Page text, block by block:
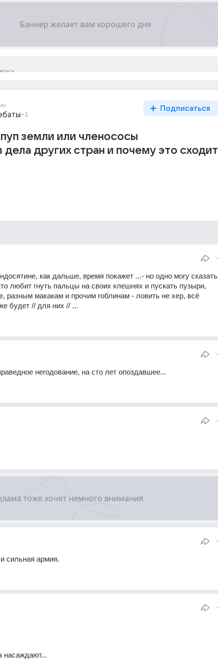
+1
Подписаться
земли или членососы
других стран и почему это сходит
как дальше, время покажет ...- но одно могу сказать
любит гнуть пальцы на своих клешнях и пускать пузыри,
разным макакам и прочим гоблинам - ловить не хер, всё
будет // для них // ...
негодование, на сто лет опоздавшее...
сильная армия.
насаждают...